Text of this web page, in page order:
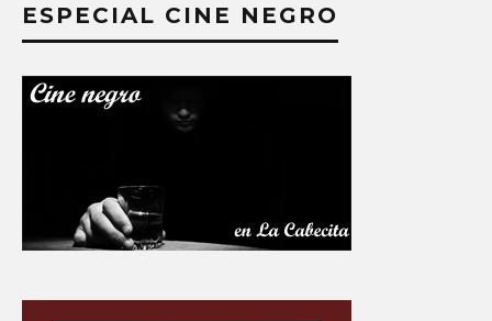
ESPECIAL CINE NEGRO